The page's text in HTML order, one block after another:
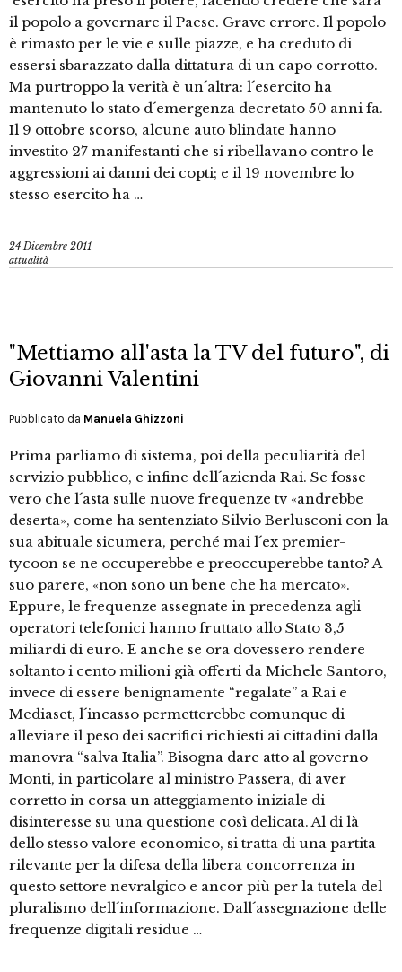
il popolo a governare il Paese. Grave errore. Il popolo
è rimasto per le vie e sulle piazze, e ha creduto di
essersi sbarazzato dalla dittatura di un capo corrotto.
Ma purtroppo la verità è un´altra: l´esercito ha
mantenuto lo stato d´emergenza decretato 50 anni fa.
Il 9 ottobre scorso, alcune auto blindate hanno
investito 27 manifestanti che si ribellavano contro le
aggressioni ai danni dei copti; e il 19 novembre lo
stesso esercito ha …
24 Dicembre 2011
attualità
"Mettiamo all'asta la TV del futuro", di
Giovanni Valentini
Pubblicato da Manuela Ghizzoni
Prima parliamo di sistema, poi della peculiarità del
servizio pubblico, e infine dell´azienda Rai. Se fosse
vero che l´asta sulle nuove frequenze tv «andrebbe
deserta», come ha sentenziato Silvio Berlusconi con la
sua abituale sicumera, perché mai l´ex premier-
tycoon se ne occuperebbe e preoccuperebbe tanto? A
suo parere, «non sono un bene che ha mercato».
Eppure, le frequenze assegnate in precedenza agli
operatori telefonici hanno fruttato allo Stato 3,5
miliardi di euro. E anche se ora dovessero rendere
soltanto i cento milioni già offerti da Michele Santoro,
invece di essere benignamente “regalate” a Rai e
Mediaset, l´incasso permetterebbe comunque di
alleviare il peso dei sacrifici richiesti ai cittadini dalla
manovra “salva Italia”. Bisogna dare atto al governo
Monti, in particolare al ministro Passera, di aver
corretto in corsa un atteggiamento iniziale di
disinteresse su una questione così delicata. Al di là
dello stesso valore economico, si tratta di una partita
rilevante per la difesa della libera concorrenza in
questo settore nevralgico e ancor più per la tutela del
pluralismo dell´informazione. Dall´assegnazione delle
frequenze digitali residue …